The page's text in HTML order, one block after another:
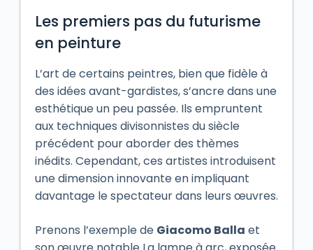
Les premiers pas du futurisme
en peinture
L’art de certains peintres, bien que fidèle à
des idées avant-gardistes, s’ancre dans une
esthétique un peu passée. Ils empruntent
aux techniques divisonnistes du siècle
précédent pour aborder des thèmes
inédits. Cependant, ces artistes introduisent
une dimension innovante en impliquant
davantage le spectateur dans leurs œuvres.
Prenons l’exemple de Giacomo Balla et